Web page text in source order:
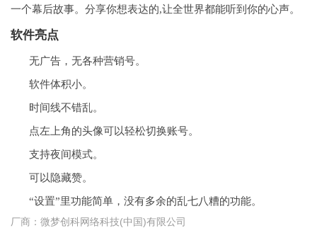
一个幕后故事。分享你想表达的,让全世界都能听到你的心声。
软件亮点
无广告，无各种营销号。
软件体积小。
时间线不错乱。
点左上角的头像可以轻松切换账号。
支持夜间模式。
可以隐藏赞。
“设置”里功能简单，没有多余的乱七八糟的功能。
厂商： 微梦创科网络科技(中国)有限公司